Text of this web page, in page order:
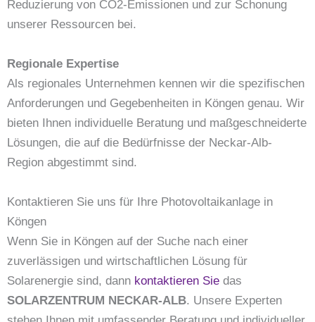
Reduzierung von CO2-Emissionen und zur Schonung
unserer Ressourcen bei.
Regionale Expertise
Als regionales Unternehmen kennen wir die spezifischen
Anforderungen und Gegebenheiten in Köngen genau. Wir
bieten Ihnen individuelle Beratung und maßgeschneiderte
Lösungen, die auf die Bedürfnisse der Neckar-Alb-
Region abgestimmt sind.
Kontaktieren Sie uns für Ihre Photovoltaikanlage in
Köngen
Wenn Sie in Köngen auf der Suche nach einer
zuverlässigen und wirtschaftlichen Lösung für
Solarenergie sind, dann kontaktieren Sie das
SOLARZENTRUM NECKAR-ALB. Unsere Experten